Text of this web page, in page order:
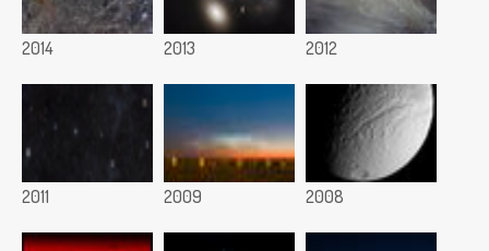
2014 2013 2012
2011 2009 2008